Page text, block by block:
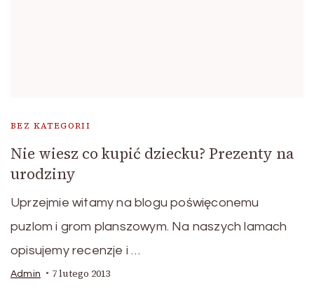
BEZ KATEGORII
Nie wiesz co kupić dziecku? Prezenty na
urodziny
Uprzejmie witamy na blogu poświęconemu
puzlom i grom planszowym. Na naszych lamach
opisujemy recenzje i …
Admin 7 lutego 2013